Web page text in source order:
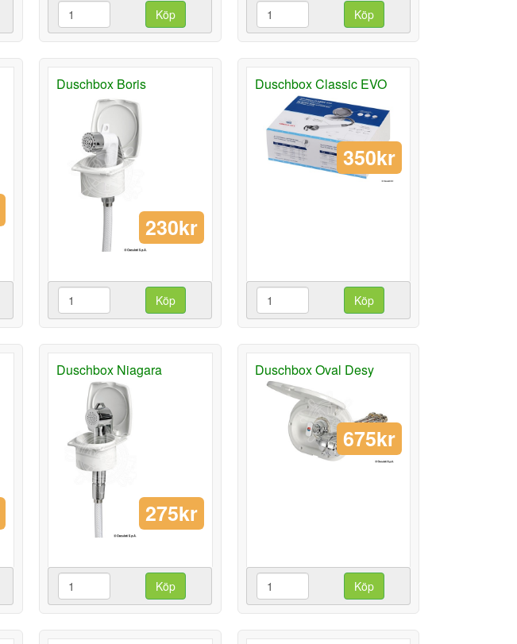
Köp Köp
Duschbox Boris
230kr
Köp
Duschbox Classic EVO
350kr
Köp
Duschbox Niagara
275kr
Köp
Duschbox Oval Desy
675kr
Köp